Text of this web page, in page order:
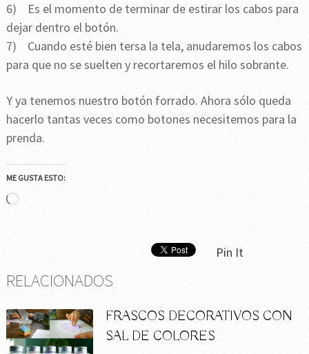
6) Es el momento de terminar de estirar los cabos para
dejar dentro el botón.
7) Cuando esté bien tersa la tela, anudaremos los cabos
para que no se suelten y recortaremos el hilo sobrante.
Y ya tenemos nuestro botón forrado. Ahora sólo queda
hacerlo tantas veces como botones necesitemos para la
prenda.
ME GUSTA ESTO:
Cargando...
Pin It
RELACIONADOS
FRASCOS DECORATIVOS CON
SAL DE COLORES